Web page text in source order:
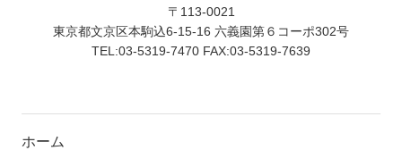
〒113-0021
東京都文京区本駒込6-15-16 六義園第６コーポ302号
TEL:03-5319-7470 FAX:03-5319-7639
ホーム